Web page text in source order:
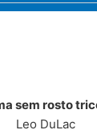
sem rosto
Leo DuLac